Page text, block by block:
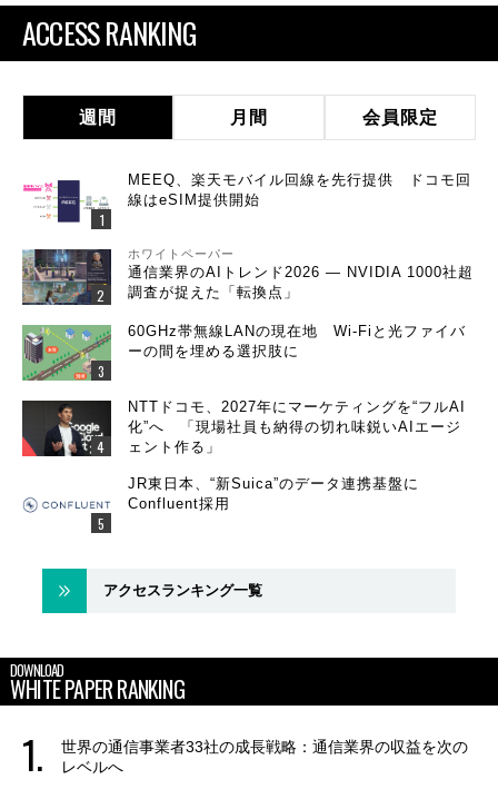
ACCESS RANKING
週間 月間 会員限定
MEEQ、楽天モバイル回線を先行提供 ドコモ回
線はeSIM提供開始
ホワイトペーパー
通信業界のAIトレンド2026 ― NVIDIA 1000社超
調査が捉えた「転換点」
60GHz帯無線LANの現在地 Wi-Fiと光ファイバ
ーの間を埋める選択肢に
NTTドコモ、2027年にマーケティングを“フルAI
化”へ 「現場社員も納得の切れ味鋭いAIエージ
ェント作る」
JR東日本、“新Suica”のデータ連携基盤に
Confluent採用
アクセスランキング一覧
DOWNLOAD
WHITE PAPER RANKING
世界の通信事業者33社の成長戦略：通信業界の収益を次の
レベルへ